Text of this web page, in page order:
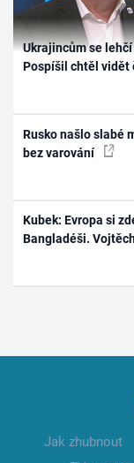
Ukrajincům se
Pospíšil chtěl vidět
Rusko našlo slabé
bez varování
Kubek: Evropa si
Bangladéši.
Jak zhubnout